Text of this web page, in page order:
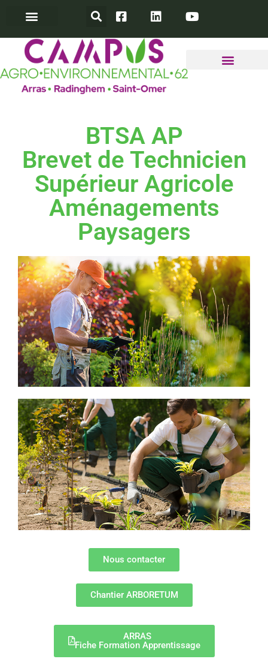
BTSA AP
Brevet de Technicien
Supérieur Agricole
Aménagements
Paysagers
Nous contacter
Chantier ARBORETUM
ARRAS
Fiche Formation Apprentissage